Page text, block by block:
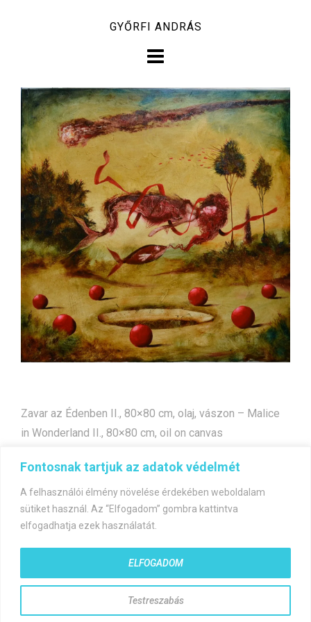
Fontosnak tartjuk az adatok védelmét
A felhasználói élmény növelése érdekében weboldalam
sütiket használ. Az “Elfogadom” gombra kattintva
elfogadhatja ezek használatát.
Testreszabás
ELFOGADOM
GYŐRFI ANDRÁS
Zavar az Édenben II., 80×80 cm, olaj, vászon – Malice
in Wonderland II., 80×80 cm, oil on canvas
Bejegyzés
navigáció
©gyorfiandras.hu